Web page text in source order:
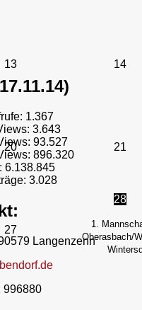
13 14
20 21
27
28
1.
Oberasbach/
1.367
3.643
93.527
896.320
6.138.845
3.028
Langenzenn
996880